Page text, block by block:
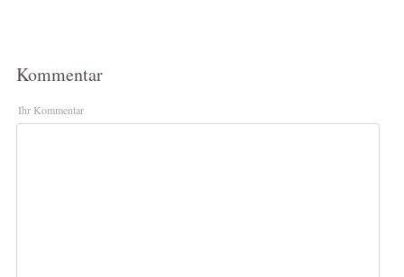
Kommentar
Ihr Kommentar